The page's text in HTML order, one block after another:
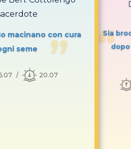
macinano con cura
seme
20.07
Sia
dopo